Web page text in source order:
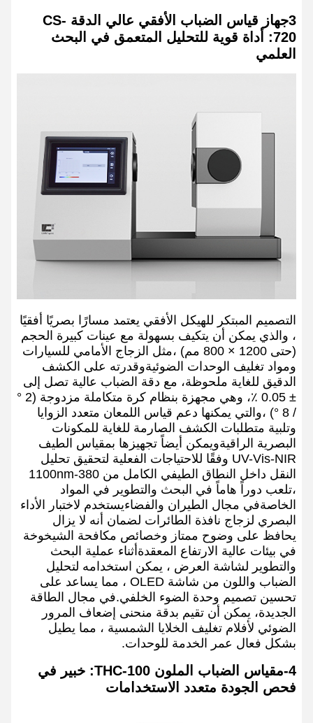
3جهاز قياس الضباب الأفقي عالي الدقة CS-
720: أداة قوية للتحليل المتعمق في البحث
العلمي
التصميم المبتكر للهيكل الأفقي يعتمد مسارًا بصريًا أفقيًا
، والذي يمكن أن يتكيف بسهولة مع عينات كبيرة الحجم
(حتى 1200 × 800 مم) ،مثل الزجاج الأمامي للسيارات
ومواد تغليف الوحدات الضوئيةوقدرته على الكشف
الدقيق للغاية ملحوظة، مع دقة الضباب عالية تصل إلى
± 0.05 ٪، وهي مجهزة بنظام كرة متكاملة مزدوجة (2 °
/ 8 °) ،والتي يمكنها دعم قياس اللمعان متعدد الزوايا
وتلبية متطلبات الكشف الصارمة للغاية للمكونات
البصرية الراقيةويمكن أيضاً تجهيزها بمقياس الطيف
UV-Vis-NIR وفقًا للاحتياجات الفعلية لتحقيق تحليل
النقل داخل النطاق الطيفي الكامل من 380-1100nm
،تلعب دوراً هاماً في البحث والتطوير في المواد
الخاصةفي مجال الطيران والفضاءيستخدم لاختبار الأداء
البصري لزجاج نافذة الطائرات لضمان أنه لا يزال
يحافظ على وضوح ممتاز وخصائص مكافحة الشيخوخة
في بيئات عالية الارتفاع المعقدةأثناء عملية البحث
والتطوير لشاشة العرض ، يمكن استخدامه لتحليل
الضباب واللون من شاشة OLED ، مما يساعد على
تحسين تصميم وحدة الضوء الخلفي.في مجال الطاقة
الجديدة، يمكن أن تقيم بدقة منحنى إضعاف المرور
الضوئي لأفلام تغليف الخلايا الشمسية ، مما يطيل
بشكل فعال عمر الخدمة للوحدات.
4-مقياس الضباب الملون THC-100: خبير في
فحص الجودة متعدد الاستخدامات